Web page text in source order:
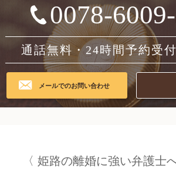
0078-
通話無料・24時間予約受
メールでのお問い合わせ
姫路の離婚に強い弁護士